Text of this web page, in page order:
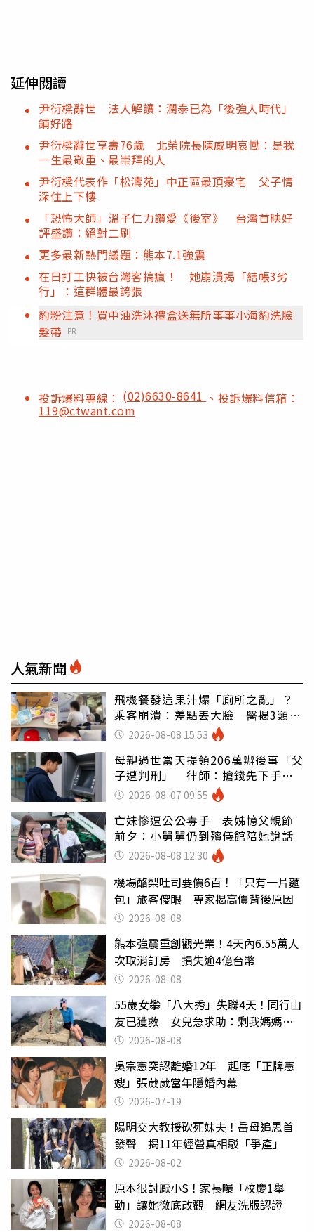
延伸閱讀
尹衍樑辭世 法人解讀：潤泰已為「後強人時代」
鋪好路
尹衍樑辭世享壽76歲 北榮院長陳威明哀慟：是我
一生最敬重、最崇拜的人
尹衍樑代表作「松濤苑」中正區最頂豪宅 父子情
深住上下樓
「恐怖大師」溫子仁力讚愛《後室》 台灣首映好
評盛讚：絕對二刷
更多最新熱門議題：熊本7.1強震
在日打工快被台灣客搞瘋！ 她崩潰揭「結帳3劣
行」：這群體最誇張
豹粉注意！買中油洗沐禮盒送無所事事小海豹洗臉
髮帶
PR
投訴爆料專線： (02)6630-8641 、投訴爆料信箱：
119@ctwant.com
人氣新聞
飛機餐發這果汁爆「廁所之亂」？
乘客崩潰：差點丟大臉 醫揭3類人
別亂喝
2026-08-08 15:53
母親過世當天提領206萬辦後事「父
子遭判刑」 律師：搶錢先下手是
罪 2026-08-07 09:55
亡妹慘遭公公毒手 表姊憶父親節
前夕：小舅舅仍到殯儀館陪她說話
2026-08-08 12:30
機場酪梨吐司要價6百！「只有一片麵
包」旅客傻眼 專家揭高價背後原因
2026-08-08
熊本強震重創觀光業！4天內6.55萬人
次取消訂房 損失逾4億台幣
2026-08-08
55歲女攀「八大秀」失聯4天！同行山
友已獲救 女兒急求助：剩我媽媽還
沒找到
2026-08-08
吳宗憲突認離婚12年 起底「正牌憲
嫂」張葳葳當年隱婚內幕
2026-07-19
陽明交大教授砍死妹夫！岳母追思首
發聲 揭11年經營真相駁「爭產」
2026-08-02
原本很討厭小S！家長曝「校慶1舉
動」讓她徹底改觀 網友洗版認證
2026-08-08